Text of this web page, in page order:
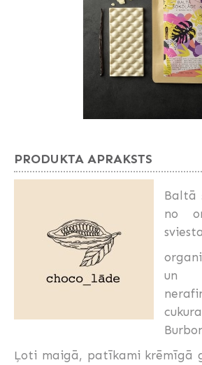
PRODUKTA APRAKSTS
Baltā
no
un
Ļoti maigā, patīkami krēmīgā